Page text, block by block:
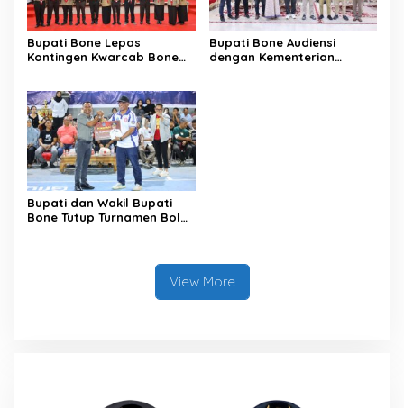
Bupati Bone Lepas
Kontingen Kwarcab Bone
Bupati Bone Audiensi
dengan Kementerian
Bupati dan Wakil Bupati
Bone Tutup Turnamen Bola
View More